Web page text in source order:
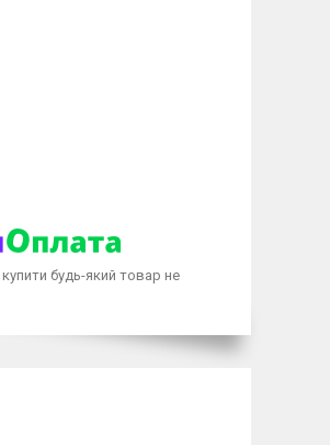
будь-який товар не